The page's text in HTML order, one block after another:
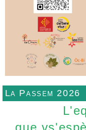
La Passem 2026